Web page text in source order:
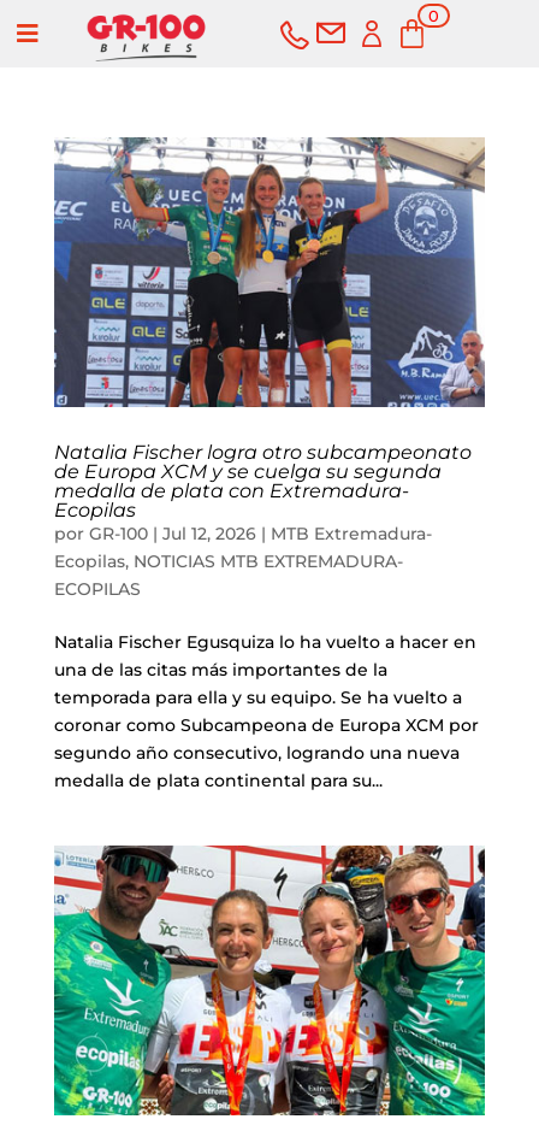
0
elementos
COMPRAR SERVICIOS
Bicicletas
Carretera
Montaña
Gravel
Eléctricas
Infantil
Montajes a la Carta
Componentes
Componentes e-bike
Cubiertas y cámaras
Potencias
Ruedas
Suspensión
Manillares
Frenos
Transmisión
Accesorios
Cascos
Zapatillas
Puños y cintas
Bombas
Portabidones
Varios accesorios
Liquidación accesorios
Equipaciones
Equipaciones Extremadura
Ropa
Calcetines
Varios
Outlet equipación
OUTLET
Natalia Fischer logra otro subcampeonato
de Europa XCM y se cuelga su segunda
medalla de plata con Extremadura-
Ecopilas
por GR-100| Jul 12, 2026| MTB Extremadura-
Ecopilas, NOTICIAS MTB EXTREMADURA-
ECOPILAS
Natalia Fischer Egusquiza lo ha vuelto a hacer en
una de las citas más importantes de la
temporada para ella y su equipo. Se ha vuelto a
coronar como Subcampeona de Europa XCM por
segundo año consecutivo, logrando una nueva
medalla de plata continental para su...